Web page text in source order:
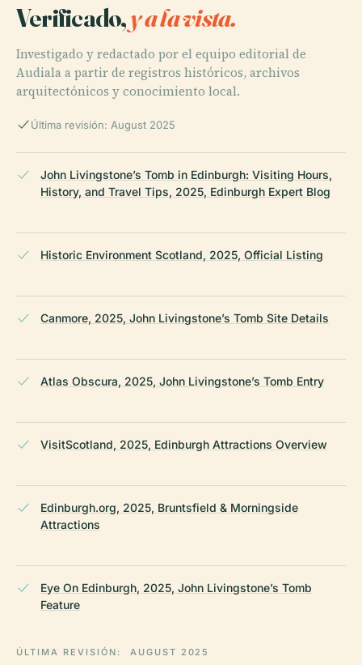
Verificado,y a la vista.
Investigado y redactado por el equipo editorial de
Audiala a partir de registros históricos, archivos
arquitectónicos y conocimiento local.
Última revisión: August 2025
John Livingstone’s Tomb in Edinburgh: Visiting Hours,
History, and Travel Tips, 2025, Edinburgh Expert Blog
Historic Environment Scotland, 2025, Official Listing
Canmore, 2025, John Livingstone’s Tomb Site Details
Atlas Obscura, 2025, John Livingstone’s Tomb Entry
VisitScotland, 2025, Edinburgh Attractions Overview
Edinburgh.org, 2025, Bruntsfield & Morningside
Attractions
Eye On Edinburgh, 2025, John Livingstone’s Tomb
Feature
ÚLTIMA REVISIÓN: AUGUST 2025